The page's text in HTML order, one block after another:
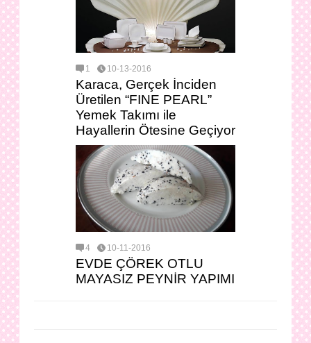
1 10-13-2016
Karaca, Gerçek İnciden
Üretilen “FINE PEARL”
Yemek Takımı ile
Hayallerin Ötesine Geçiyor
4 10-11-2016
EVDE ÇÖREK OTLU
MAYASIZ PEYNİR YAPIMI